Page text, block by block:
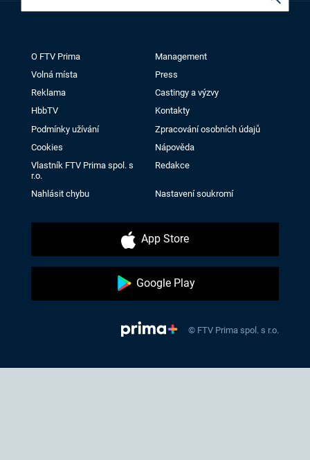
O FTV Prima
Management
Volná místa
Press
Reklama
Castingy a výzvy
HbbTV
Kontakty
Podmínky užívání
Zpracování osobních údajů
Cookies
Nápověda
Vlastník FTV Prima spol. s
r.o.
Redakce
Nahlásit chybu Nastavení soukromí
App Store
Google Play
© FTV Prima spol. s r.o.